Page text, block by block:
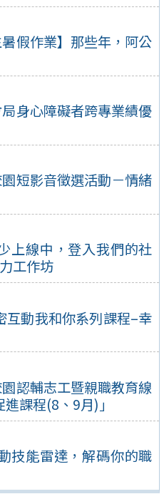
假作業】那些年，阿公
身心障礙者跨專業績優
短影音徵選活動－情緒
上線中，登入我們的社
工作坊
互動我和你系列課程–幸
認輔志工暨親職教育線
課程(8、9月)」
技能雷達，解碼你的職